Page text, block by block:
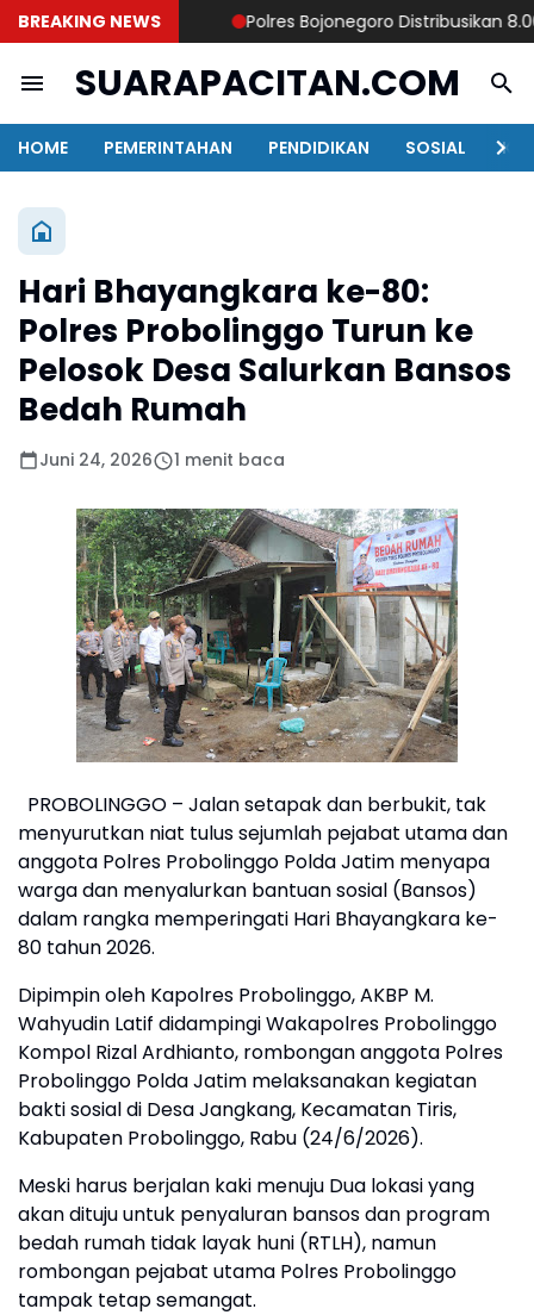
BREAKING NEWS Polres Bojonegoro Distribusikan 8.000
SUARAPACITAN.COM
HOME PEMERINTAHAN PENDIDIKAN SOSIAL
Hari Bhayangkara ke-80:
Polres Probolinggo Turun ke
Pelosok Desa Salurkan Bansos
Bedah Rumah
Juni 24, 2026 1 menit baca
PROBOLINGGO – Jalan setapak dan berbukit, tak
menyurutkan niat tulus sejumlah pejabat utama dan
anggota Polres Probolinggo Polda Jatim menyapa
warga dan menyalurkan bantuan sosial (Bansos)
dalam rangka memperingati Hari Bhayangkara ke-
80 tahun 2026.
Dipimpin oleh Kapolres Probolinggo, AKBP M.
Wahyudin Latif didampingi Wakapolres Probolinggo
Kompol Rizal Ardhianto, rombongan anggota Polres
Probolinggo Polda Jatim melaksanakan kegiatan
bakti sosial di Desa Jangkang, Kecamatan Tiris,
Kabupaten Probolinggo, Rabu (24/6/2026).
Meski harus berjalan kaki menuju Dua lokasi yang
akan dituju untuk penyaluran bansos dan program
bedah rumah tidak layak huni (RTLH), namun
rombongan pejabat utama Polres Probolinggo
tampak tetap semangat.